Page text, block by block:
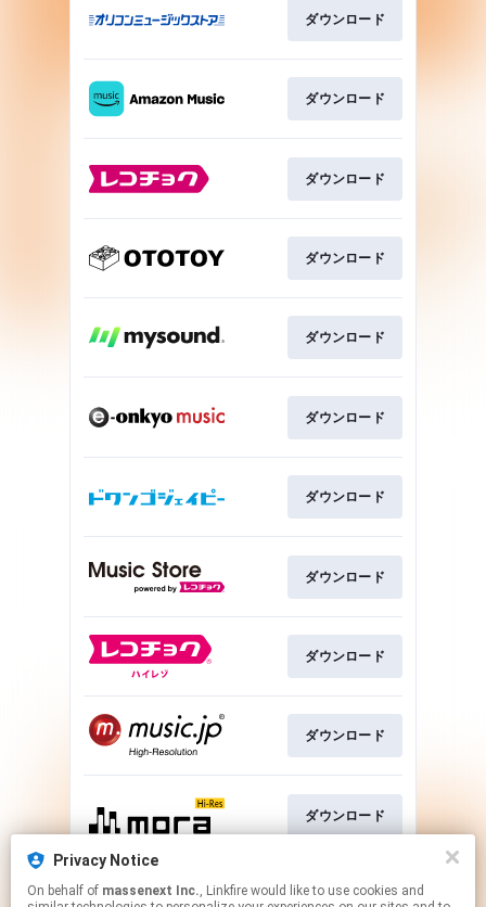
ダウンロード
ダウンロード
ダウンロード
ダウンロード
ダウンロード
ダウンロード
ダウンロード
ダウンロード
ダウンロード
ダウンロード
ダウンロード
ダウンロード
Privacy Notice
On behalf of massenext Inc., Linkfire would like to use cookies and